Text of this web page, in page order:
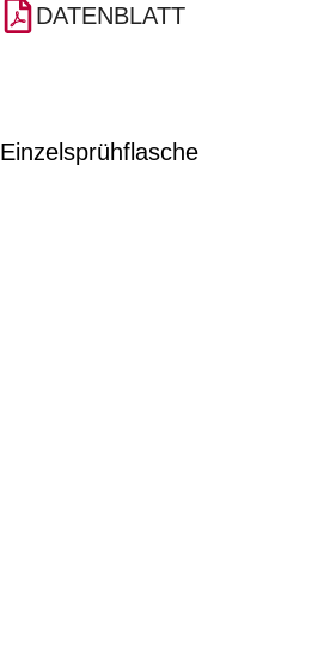
DATENBLATT
Einzelsprühflasche